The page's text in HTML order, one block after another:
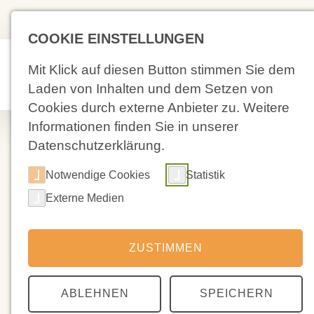
Aktuelles
Beim Elternseminar am Samstag
Waffeln vor und freuen uns über
COOKIE EINSTELLUNGEN
Mit Klick auf diesen Button stimmen Sie dem
Laden von Inhalten und dem Setzen von
Cookies durch externe Anbieter zu. Weitere
Informationen finden Sie in unserer
Datenschutzerklärung.
Notwendige Cookies
Statistik
Externe Medien
ZUSTIMMEN
ABLEHNEN SPEICHERN